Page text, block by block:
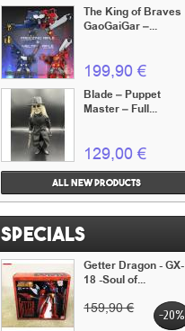
The King of Braves
GaoGaiGar –...
199,90 €
Blade – Puppet
Master – Full...
129,00 €
All new products
Specials
Getter Dragon - GX-
18 -Soul of...
159,90 € -20%